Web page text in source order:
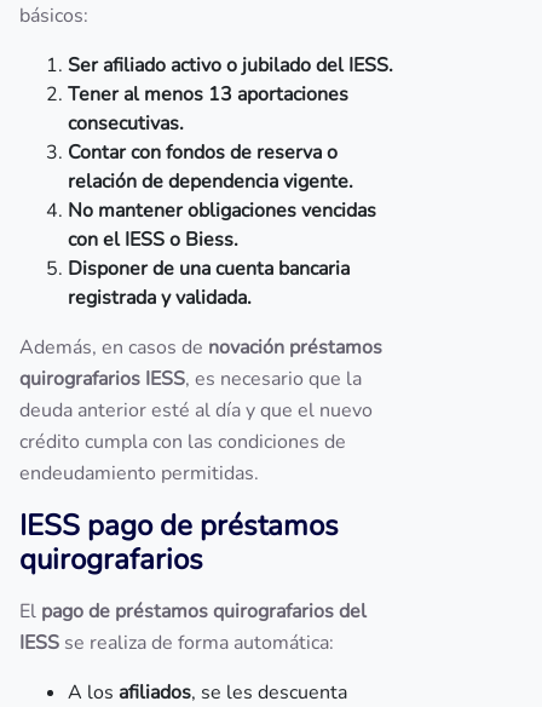
básicos:
Ser afiliado activo o jubilado del IESS.
Tener al menos 13 aportaciones
consecutivas.
Contar con fondos de reserva o
relación de dependencia vigente.
No mantener obligaciones vencidas
con el IESS o Biess.
Disponer de una cuenta bancaria
registrada y validada.
Además, en casos de novación préstamos
quirografarios IESS, es necesario que la
deuda anterior esté al día y que el nuevo
crédito cumpla con las condiciones de
endeudamiento permitidas.
IESS pago de préstamos
quirografarios
El pago de préstamos quirografarios del
IESS se realiza de forma automática:
A los afiliados, se les descuenta